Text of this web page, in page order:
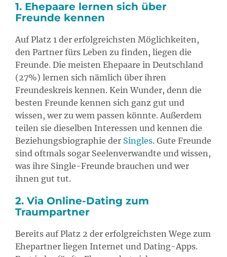
1. Ehepaare lernen sich über
Freunde kennen
Auf Platz 1 der erfolgreichsten Möglichkeiten,
den Partner fürs Leben zu finden, liegen die
Freunde. Die meisten Ehepaare in Deutschland
(27%) lernen sich nämlich über ihren
Freundeskreis kennen. Kein Wunder, denn die
besten Freunde kennen sich ganz gut und
wissen, wer zu wem passen könnte. Außerdem
teilen sie dieselben Interessen und kennen die
Beziehungsbiographie der Singles. Gute Freunde
sind oftmals sogar Seelenverwandte und wissen,
was ihre Single-Freunde brauchen und wer
ihnen gut tut.
2. Via Online-Dating zum
Traumpartner
Bereits auf Platz 2 der erfolgreichsten Wege zum
Ehepartner liegen Internet und Dating-Apps.